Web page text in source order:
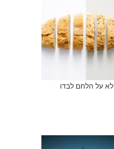
לא על הלחם לבדו